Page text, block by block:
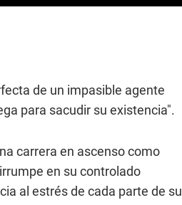
de un impasible agente
para sacudir su existencia".
carrera en ascenso como
en su controlado
al estrés de cada parte de su